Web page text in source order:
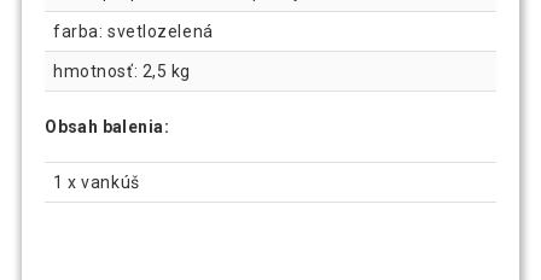
farba: svetlozelená
hmotnosť: 2,5 kg
Obsah balenia:
1 x vankúš